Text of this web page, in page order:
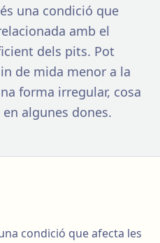
una condició que
amb el
dels pits. Pot
de mida menor a la
forma irregular, cosa
algunes dones.
condició que afecta les